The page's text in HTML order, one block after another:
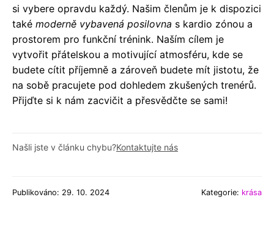
si vybere opravdu každý. Našim členům je k dispozici
také moderně vybavená posilovna s kardio zónou a
prostorem pro funkční trénink. Naším cílem je
vytvořit přátelskou a motivující atmosféru, kde se
budete cítit příjemně a zároveň budete mít jistotu, že
na sobě pracujete pod dohledem zkušených trenérů.
Přijďte si k nám zacvičit a přesvědčte se sami!
Našli jste v článku chybu?Kontaktujte nás
Publikováno: 29. 10. 2024 Kategorie: krása